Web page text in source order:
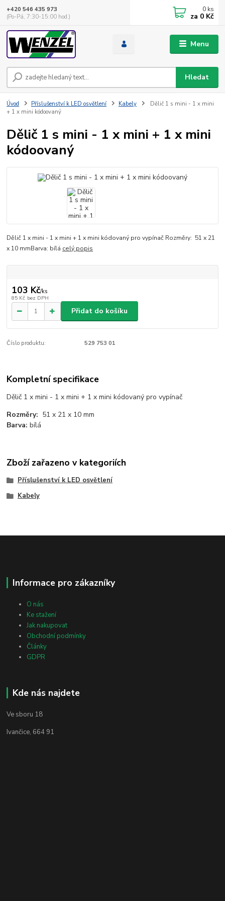
Menu
Hledat
+420 546 435 973
(Po-Pá, 7:30-15:00 hod.)
0 ks
za 0 Kč
Úvod Příslušenství k LED osvětlení Kabely
Dělič 1 s mini - 1 x mini
+ 1 x mini kódoovaný
Dělič 1 s mini - 1 x mini + 1 x mini
kódoovaný
Dělič 1 x mini - 1 x mini + 1 x mini kódovaný pro vypínač Rozměry: 51 x 21
x 10 mmBarva: bílá celý popis
103 Kč/ks
85 Kč bez DPH
Přidat do košíku
Číslo produktu: 529 753 01
Kompletní specifikace
Dělič 1 x mini - 1 x mini + 1 x mini kódovaný pro vypínač
Rozměry: 51 x 21 x 10 mm
Barva: bílá
Zboží zařazeno v kategoriích
Příslušenství k LED osvětlení
Kabely
Informace pro zákazníky
O nás
Ke stažení
Jak nakupovat
Obchodní podmínky
Články
GDPR
Kde nás najdete
Ve sboru 18
Ivančice, 664 91